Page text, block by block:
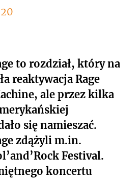
to rozdział, który na
reaktywacja Rage
ale przez kilka
się namieszać.
zdążyli m.in.
Festival.
koncertu